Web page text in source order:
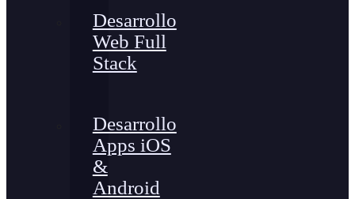
Desarrollo
Web Full
Stack
Desarrollo
Apps iOS
&
Android